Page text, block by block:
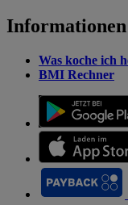
Informationen
Was koche ich
BMI Rechner